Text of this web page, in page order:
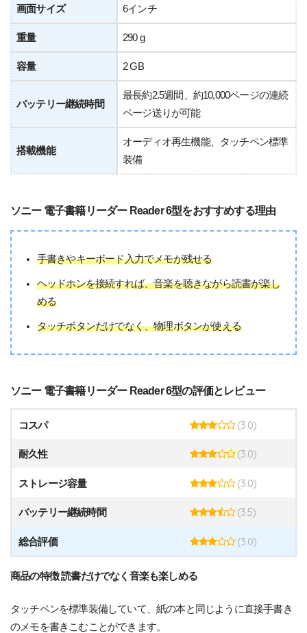
画面サイズ 6インチ
重量 290 g
容量 2 GB
バッテリー継続時間
最長約2.5週間、約10,000ページの連続
ページ送りが可能
搭載機能
オーディオ再生機能、タッチペン標準
装備
ソニー 電子書籍リーダー Reader 6型をおすすめする理由
手書きやキーボード入力でメモが残せる
ヘッドホンを接続すれば、音楽を聴きながら読書が楽し
める
タッチボタンだけでなく、物理ボタンが使える
ソニー 電子書籍リーダー Reader 6型の評価とレビュー
コスパ (3.0)
耐久性 (3.0)
ストレージ容量 (3.0)
バッテリー継続時間 (3.5)
総合評価 (3.0)
商品の特徴 読書だけでなく音楽も楽しめる
タッチペンを標準装備していて、紙の本と同じように直接手書き
のメモを書きこむことができます。